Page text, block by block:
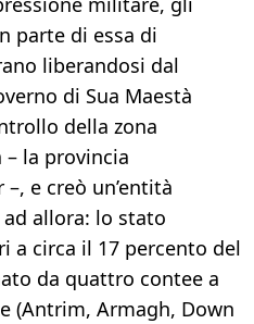
parte di essa di
liberandosi dal
di Sua Maestà
della zona
– la provincia
e creò un’entità
allora: lo stato
a circa il 17 percento del
da quattro contee a
(Antrim, Armagh, Down